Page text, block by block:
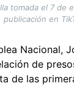
tomada el 7 de
publicación en
Nacional,
de
de las